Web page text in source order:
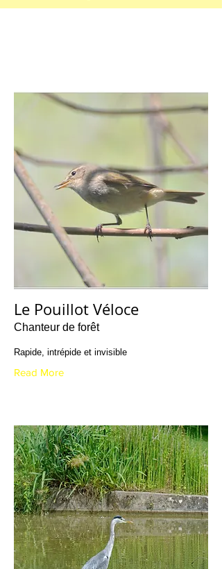
Le Pouillot Véloce
Chanteur de forêt
Rapide, intrépide et invisible
Read More